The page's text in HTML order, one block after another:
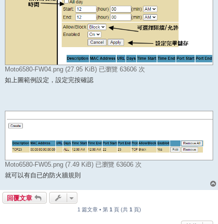
Moto6580-FW04.png (27.95 KiB) 已瀏覽 63606 次
如上圖範例設定，設定完按確認
Moto6580-FW05.png (7.49 KiB) 已瀏覽 63606 次
就可以有自已的防火牆規則
回覆文章
1 篇文章 • 第 1 頁 (共 1 頁)